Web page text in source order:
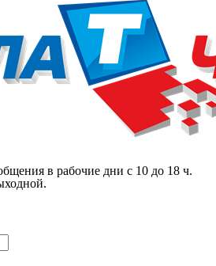
в рабочие дни с 10 до 18 ч.